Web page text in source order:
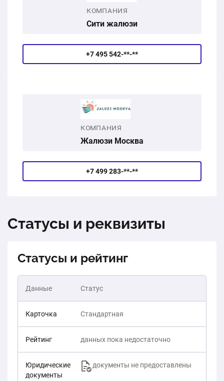
КОМПАНИЯ
Сити жалюзи
+7 495 542-**-**
КОМПАНИЯ
Жалюзи Москва
+7 499 283-**-**
Статусы и реквизиты
Статусы и рейтинг
Данные Статус
Карточка Стандартная
Рейтинг данных пока недостаточно
Юридические
документы
документы не предоставлены